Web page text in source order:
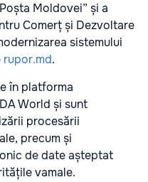
Moldovei” și a
Comerț și Dezvoltare
sistemului
rupor.md.
în platforma
World și sunt
procesării
precum și
de date așteptat
vamale.